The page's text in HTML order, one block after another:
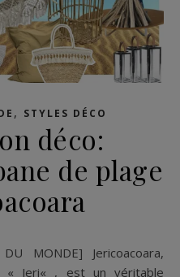
, STYLES DÉCO
déco:
de plage
« Jeri« , est un véritable